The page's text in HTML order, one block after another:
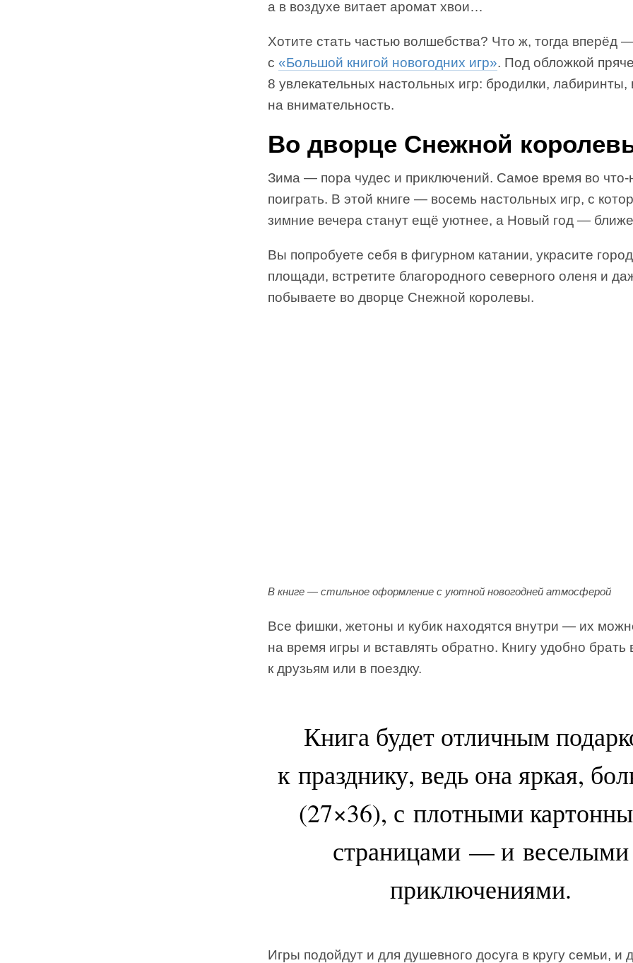
а в воздухе витает аромат хвои…
Хотите стать частью волшебства? Что ж, тогда вперёд
с «Большой книгой новогодних игр». Под обложкой
8 увлекательных настольных игр: бродилки, лабиринты,
на внимательность.
Во дворце Снежной
Зима — пора чудес и приключений. Самое время во что-
поиграть. В этой книге — восемь настольных игр, с
зимние вечера станут ещё уютнее, а Новый год —
Вы попробуете себя в фигурном катании, украсите
площади, встретите благородного северного оленя и
побываете во дворце Снежной королевы.
В книге — стильное оформление с уютной новогодней атмосферой
Все фишки, жетоны и кубик находятся внутри — их
на время игры и вставлять обратно. Книгу удобно брать
к друзьям или в поездку.
Книга будет отличным
к празднику, ведь она яркая,
(27×36), с плотными
страницами — и веселыми
приключениями.
Игры подойдут и для душевного досуга в кругу семьи, и